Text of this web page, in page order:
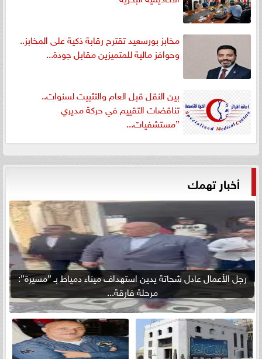
مخابز بورسعيد تقترح رقابة ذكية على المخابز..
وحوافز مالية للمتميزين مقابل جودة...
بين النقل قبل العام والتثبيت لسنوات..
تناقضات التقييم في حركة مديري
”مستشفيات...
أخبار تهمك
رجل الأعمال عادل شحاتة يدين استهداف ميناء دمياط بـ ”مسيرة”:
مرحلة فارقة...